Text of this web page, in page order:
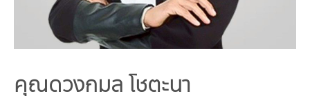
สำนักงานสีเขียว
รางวัลและเกียรติประวัติ
กองทุน
TBCSD
คุณดวงกมล โชตะนา